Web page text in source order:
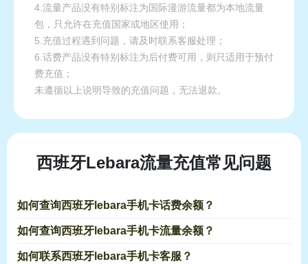
4.流量产品没有特别标注为国际漫游流量都为本地流量
包，只允许在充值国家或地区使用；
5.充值过程遇到问题，请及时联系客服处理；
6.话费产品没有特别标注为后付费可用，则只适用于预付
费充值；
未遵循以上说明导致的充值问题，无法退款。
西班牙Lebara流量充值常见问题
如何查询西班牙lebara手机卡话费余额？
如何查询西班牙lebara手机卡流量余额？
如何联系西班牙lebara手机卡客服？